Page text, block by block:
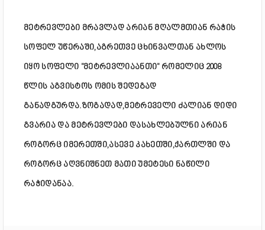
მეტრევლები მრავლად არიან მღალმთიან რაჭის
სოფელ უწერაში,აგრეთვე ცხინვალთან ახლოს
იყო სოფელი "მეტრევლიაანთი" რომელიც 2008
წლის აგვისტოს ომის შედეგად
განადგურდა.ზოგადად,მეტრეველი ძალიან დიდი
გვარია და მეტრევლები დასახლებულნი არიან
როგორც იმერეთში,ასევე კახეთში,ქართლში და
როგორც აღვნიშნეთ მათი უმეტესი ნაწილი
რაჭიდანაა.